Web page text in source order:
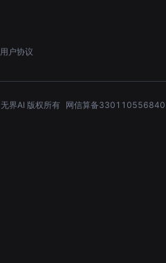
用户协议
无界AI 版权所有 网信算备